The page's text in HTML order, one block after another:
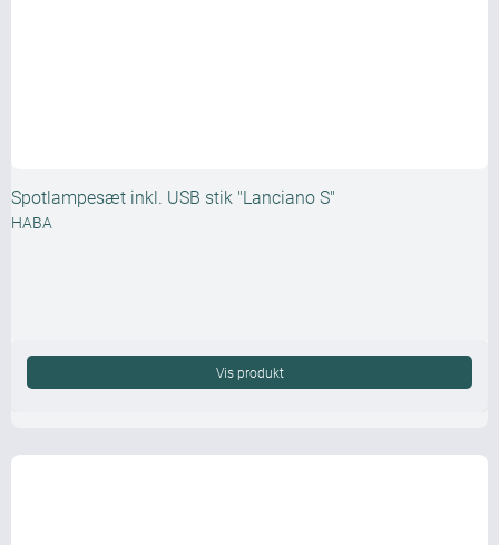
Spotlampesæt inkl. USB stik "Lanciano S"
HABA
Vis produkt